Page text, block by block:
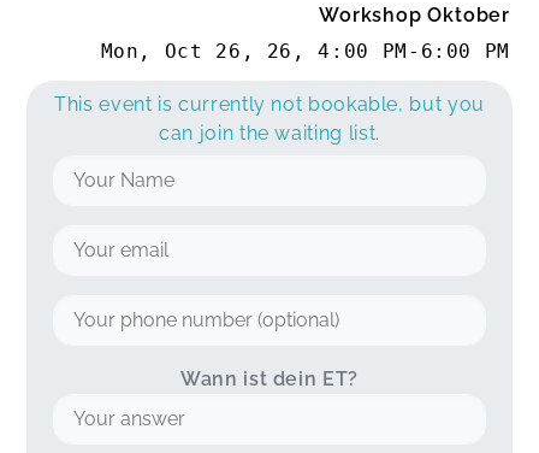
Workshop Oktober
Mon, Oct 26, 26 ,4:00 PM - 6:00 PM
This event is currently not bookable, but you
can join the waiting list.
Wann ist dein ET?